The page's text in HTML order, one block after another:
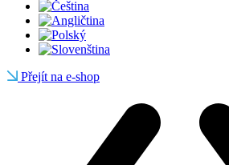
Přejít na e-shop